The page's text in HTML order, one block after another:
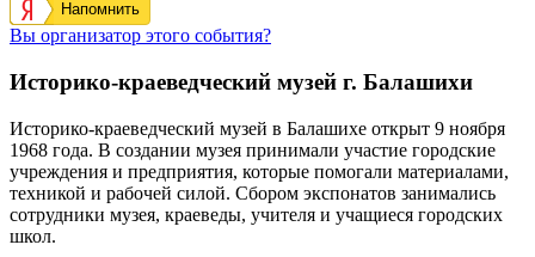
Напомнить
Вы организатор этого события?
Историко-краеведческий музей г. Балашихи
Историко-краеведческий музей в Балашихе открыт 9 ноября
1968 года. В создании музея принимали участие городские
учреждения и предприятия, которые помогали материалами,
техникой и рабочей силой. Сбором экспонатов занимались
сотрудники музея, краеведы, учителя и учащиеся городских
школ.